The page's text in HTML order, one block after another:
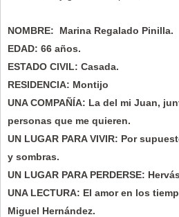
NOMBRE: Marina Regalado Pinilla.
EDAD: 66 años.
ESTADO CIVIL: Casada.
RESIDENCIA: Montijo
UNA COMPAÑÍA: La del mi Juan,
personas que me quieren.
UN LUGAR PARA VIVIR: Por
y sombras.
UN LUGAR PARA PERDERSE:
UNA LECTURA: El amor en los
Miguel Hernández.